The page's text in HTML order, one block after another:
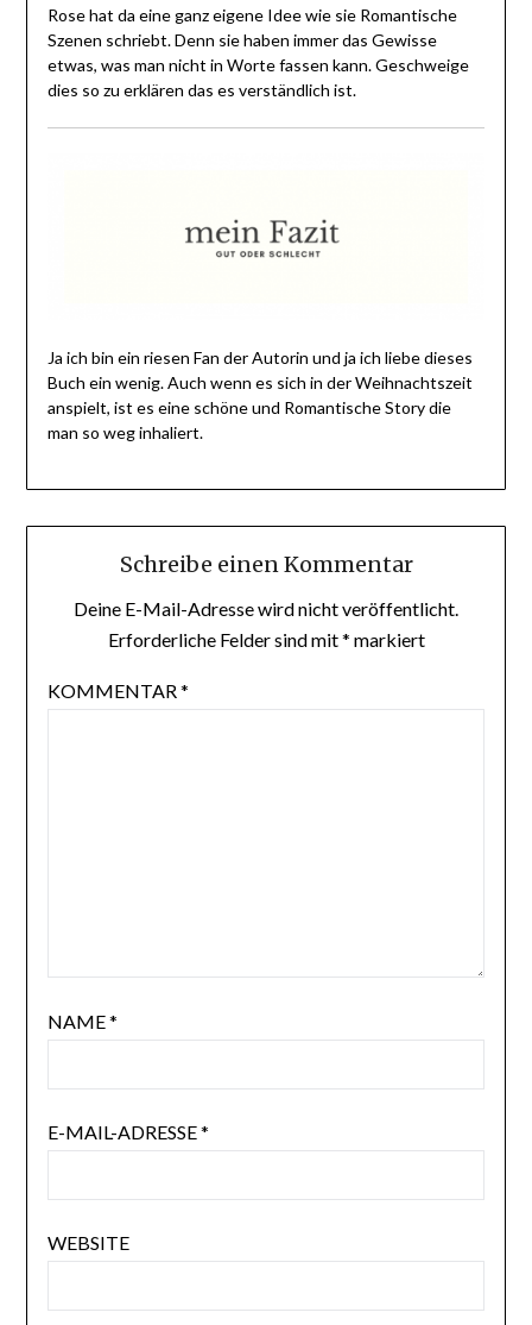
Rose hat da eine ganz eigene Idee wie sie Romantische
Szenen schriebt. Denn sie haben immer das Gewisse
etwas, was man nicht in Worte fassen kann. Geschweige
dies so zu erklären das es verständlich ist.
Ja ich bin ein riesen Fan der Autorin und ja ich liebe dieses
Buch ein wenig. Auch wenn es sich in der Weihnachtszeit
anspielt, ist es eine schöne und Romantische Story die
man so weg inhaliert.
Schreibe einen Kommentar
Deine E-Mail-Adresse wird nicht veröffentlicht.
Erforderliche Felder sind mit* markiert
KOMMENTAR *
NAME*
E-MAIL-ADRESSE*
WEBSITE